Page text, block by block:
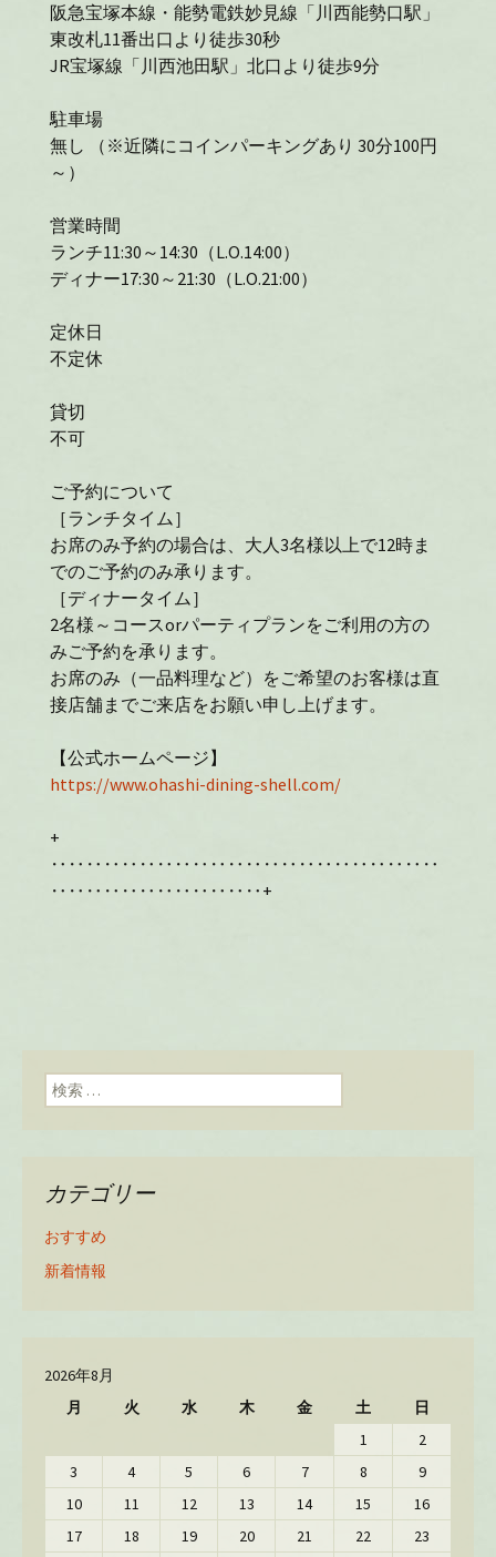
阪急宝塚本線・能勢電鉄妙見線「川西能勢口駅」
東改札11番出口より徒歩30秒
JR宝塚線「川西池田駅」北口より徒歩9分
駐車場
無し （※近隣にコインパーキングあり 30分100円
～）
営業時間
ランチ11:30～14:30（L.O.14:00）
ディナー17:30～21:30（L.O.21:00）
定休日
不定休
貸切
不可
ご予約について
［ランチタイム］
お席のみ予約の場合は、大人3名様以上で12時ま
でのご予約のみ承ります。
［ディナータイム］
2名様～コースorパーティプランをご利用の方の
みご予約を承ります。
お席のみ（一品料理など）をご希望のお客様は直
接店舗までご来店をお願い申し上げます。
【公式ホームページ】
https://www.ohashi-dining-shell.com/
+
‥‥‥‥‥‥‥‥‥‥‥‥‥‥‥‥‥‥‥‥‥‥
‥‥‥‥‥‥‥‥‥‥‥‥+
検索:
カテゴリー
おすすめ
新着情報
2026年8月
月
火 水 木 金 土 日
1
2
3
4 5 6 7 8
9
10
11 12 13 14 15
16
17
18 19 20 21 22
23